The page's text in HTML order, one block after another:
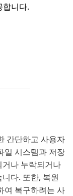
합니다.
간단하고 사용자
일 시스템과 저장
거나 누락되거나
다. 또한, 복원
여 복구하려는 사